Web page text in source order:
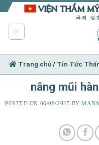
Skip
content
국제 성
Trang chủ/ Tin Tức
nâng mũi
POSTED ON 06/09/2025 BY